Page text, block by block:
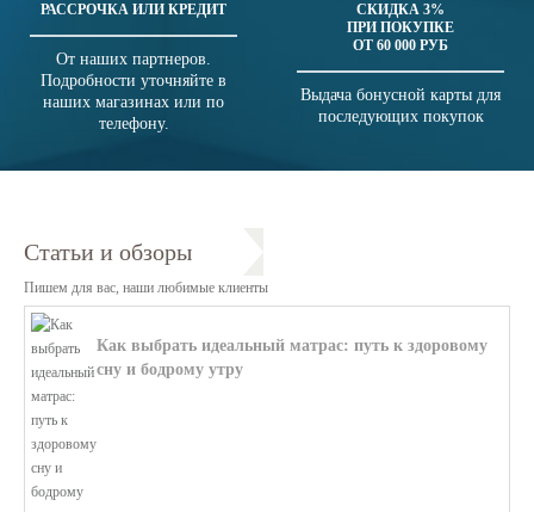
РАССРОЧКА ИЛИ КРЕДИТ
От наших партнеров.
Подробности уточняйте в
наших магазинах или по
телефону.
СКИДКА 3%
ПРИ ПОКУПКЕ
ОТ 60 000 РУБ
Выдача бонусной карты для
последующих покупок
Статьи и обзоры
Пишем для вас, наши любимые клиенты
Как выбрать идеальный матрас: путь к здоровому
сну и бодрому утру